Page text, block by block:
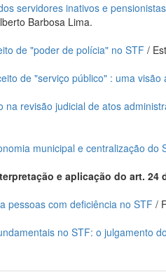
servidores inativos e
Barbosa Lima.
de "poder de polícia" no STF /
de "serviço público" : uma visão
revisão judicial de atos
municipal e centralização do
e aplicação do art. 24
pessoas com deficiência no STF /
no STF: o julgamento